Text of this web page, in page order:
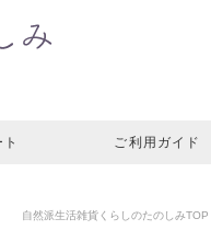
ご利用ガイド
自然派生活雑貨くらしのたのしみTOP